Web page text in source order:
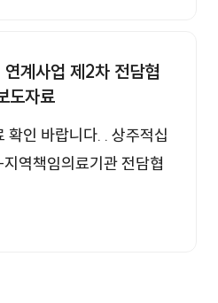
계사업 제2차 전담협
도자료
확인 바랍니다. . 상주적십
역책임의료기관 전담협